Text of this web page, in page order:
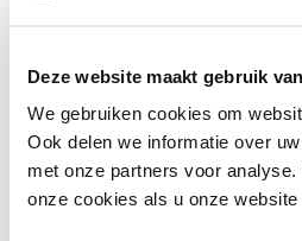
Deze website maakt gebruik
We gebruiken cookies om
Ook delen we informatie over
met onze partners voor
onze cookies als u onze website
het platform Wish. Klanten
Beauty & Verzorging-box. De
stuk met een waarde van
130